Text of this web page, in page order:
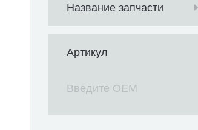
Название запчасти
Артикул